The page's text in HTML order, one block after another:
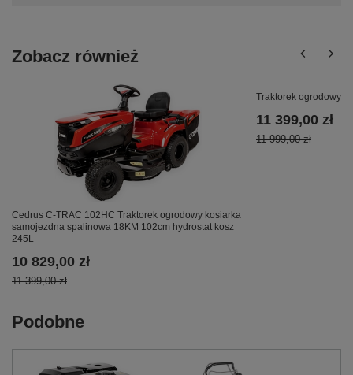
Zobacz również
Cedrus C-TRAC 102HC Traktorek ogrodowy kosiarka
samojezdna spalinowa 18KM 102cm hydrostat kosz
245L
10 829,00 zł
11 399,00 zł
Traktorek ogrodowy
11 399,00 zł
11 999,00 zł
Podobne